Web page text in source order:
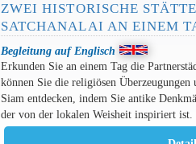
ZWEI HISTORISCHE
SATCHANALAI AN EINEM
Begleitung auf Englisch
Erkunden Sie an einem Tag die
können Sie die religiösen
Siam entdecken, indem Sie antike
der von der lokalen Weisheit inspiriert ist.